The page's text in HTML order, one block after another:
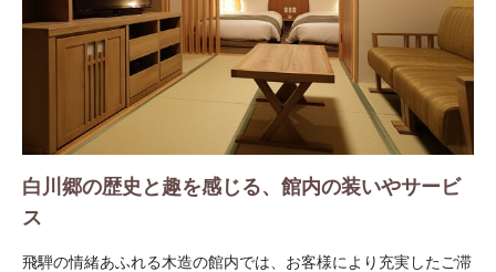
白川郷の歴史と趣を感じる、館内の装いやサービ
ス
飛騨の情緒あふれる木造の館内では、お客様により充実したご滞